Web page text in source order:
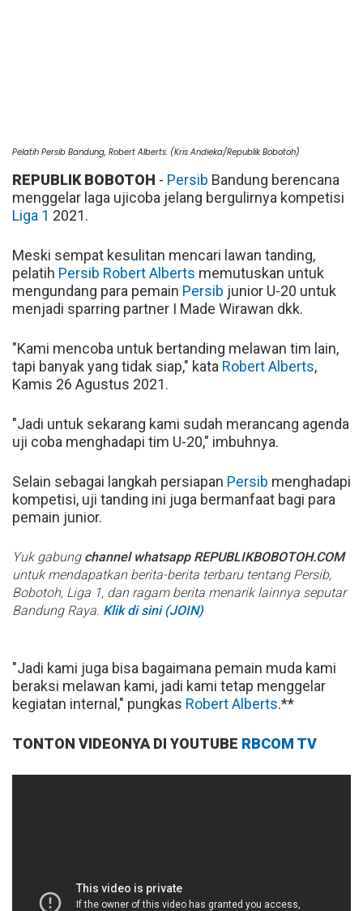
Pelatih Persib Bandung, Robert Alberts. (Kris Andieka/Republik Bobotoh)
REPUBLIK BOBOTOH - Persib Bandung berencana
menggelar laga ujicoba jelang bergulirnya kompetisi
Liga 1 2021.
Meski sempat kesulitan mencari lawan tanding,
pelatih Persib Robert Alberts memutuskan untuk
mengundang para pemain Persib junior U-20 untuk
menjadi sparring partner I Made Wirawan dkk.
"Kami mencoba untuk bertanding melawan tim lain,
tapi banyak yang tidak siap," kata Robert Alberts,
Kamis 26 Agustus 2021.
"Jadi untuk sekarang kami sudah merancang agenda
uji coba menghadapi tim U-20," imbuhnya.
Selain sebagai langkah persiapan Persib menghadapi
kompetisi, uji tanding ini juga bermanfaat bagi para
pemain junior.
Yuk gabung channel whatsapp REPUBLIKBOBOTOH.COM
untuk mendapatkan berita-berita terbaru tentang Persib,
Bobotoh, Liga 1, dan ragam berita menarik lainnya seputar
Bandung Raya. Klik di sini (JOIN)
"Jadi kami juga bisa bagaimana pemain muda kami
beraksi melawan kami, jadi kami tetap menggelar
kegiatan internal," pungkas Robert Alberts.**
TONTON VIDEONYA DI YOUTUBE RBCOM TV